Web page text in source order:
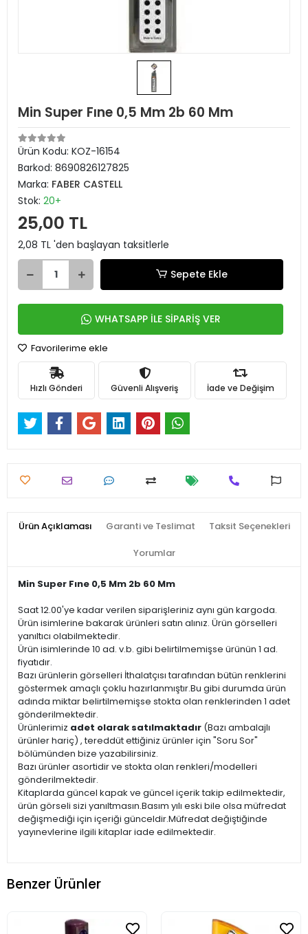
Min Super Fıne 0,5 Mm 2b 60 Mm
Ürün Kodu: KOZ-16154
Barkod: 8690826127825
Marka: FABER CASTELL
Stok: 20+
25,00 TL
2,08 TL 'den başlayan taksitlerle
Sepete Ekle
WHATSAPP İLE SİPARİŞ VER
Favorilerime ekle
Hızlı Gönderi Güvenli Alışveriş İade ve Değişim
Ürün Açıklaması Garanti ve Teslimat Taksit Seçenekleri
Yorumlar
Min Super Fıne 0,5 Mm 2b 60 Mm
Saat 12.00'ye kadar verilen siparişleriniz aynı gün kargoda.
Ürün isimlerine bakarak ürünleri satın alınız. Ürün görselleri
yanıltıcı olabilmektedir.
Ürün isimlerinde 10 ad. v.b. gibi belirtilmemişse ürünün 1 ad.
fiyatıdır.
Bazı ürünlerin görselleri İthalatçısı tarafından bütün renklerini
göstermek amaçlı çoklu hazırlanmıştır.Bu gibi durumda ürün
adında miktar belirtilmemişse stokta olan renklerinden 1 adet
gönderilmektedir.
Ürünlerimiz adet olarak satılmaktadır (Bazı ambalajlı
ürünler hariç) , tereddüt ettiğiniz ürünler için "Soru Sor"
bölümünden bize yazabilirsiniz.
Bazı ürünler asortidir ve stokta olan renkleri/modelleri
gönderilmektedir.
Kitaplarda güncel kapak ve güncel içerik takip edilmektedir,
ürün görseli sizi yanıltmasın.Basım yılı eski bile olsa müfredat
değişmediği için içeriği günceldir.Müfredat değiştiğinde
yayınevlerine ilgili kitaplar iade edilmektedir.
Benzer Ürünler